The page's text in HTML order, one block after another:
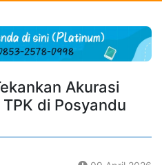
Akurasi
di Posyandu